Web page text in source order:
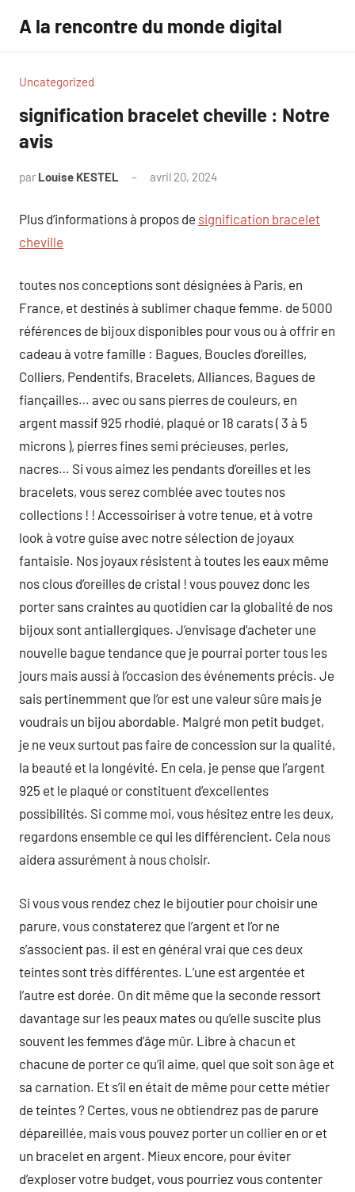
contenu
A la rencontre du monde digital
Uncategorized
signification bracelet cheville : Notre
avis
par Louise KESTEL avril 20, 2024
Plus d’informations à propos de signification bracelet
cheville
toutes nos conceptions sont désignées à Paris, en
France, et destinés à sublimer chaque femme. de 5000
références de bijoux disponibles pour vous ou à offrir en
cadeau à votre famille : Bagues, Boucles d’oreilles,
Colliers, Pendentifs, Bracelets, Alliances, Bagues de
fiançailles… avec ou sans pierres de couleurs, en
argent massif 925 rhodié, plaqué or 18 carats ( 3 à 5
microns ), pierres fines semi précieuses, perles,
nacres… Si vous aimez les pendants d’oreilles et les
bracelets, vous serez comblée avec toutes nos
collections ! ! Accessoiriser à votre tenue, et à votre
look à votre guise avec notre sélection de joyaux
fantaisie. Nos joyaux résistent à toutes les eaux même
nos clous d’oreilles de cristal ! vous pouvez donc les
porter sans craintes au quotidien car la globalité de nos
bijoux sont antiallergiques. J’envisage d’acheter une
nouvelle bague tendance que je pourrai porter tous les
jours mais aussi à l’occasion des événements précis. Je
sais pertinemment que l’or est une valeur sûre mais je
voudrais un bijou abordable. Malgré mon petit budget,
je ne veux surtout pas faire de concession sur la qualité,
la beauté et la longévité. En cela, je pense que l’argent
925 et le plaqué or constituent d’excellentes
possibilités. Si comme moi, vous hésitez entre les deux,
regardons ensemble ce qui les différencient. Cela nous
aidera assurément à nous choisir.
Si vous vous rendez chez le bijoutier pour choisir une
parure, vous constaterez que l’argent et l’or ne
s’associent pas. il est en général vrai que ces deux
teintes sont très différentes. L’une est argentée et
l’autre est dorée. On dit même que la seconde ressort
davantage sur les peaux mates ou qu’elle suscite plus
souvent les femmes d’âge mûr. Libre à chacun et
chacune de porter ce qu’il aime, quel que soit son âge et
sa carnation. Et s’il en était de même pour cette métier
de teintes ? Certes, vous ne obtiendrez pas de parure
dépareillée, mais vous pouvez porter un collier en or et
un bracelet en argent. Mieux encore, pour éviter
d’exploser votre budget, vous pourriez vous contenter